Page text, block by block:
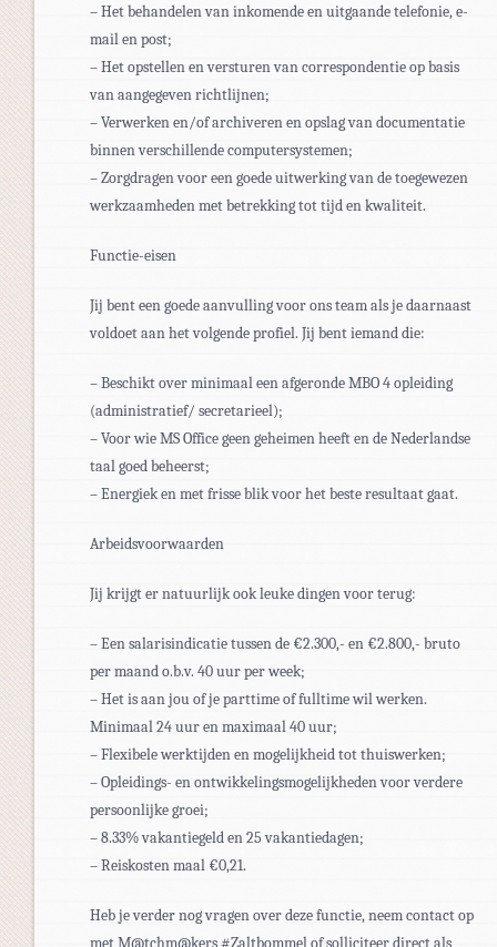
– Het behandelen van inkomende en uitgaande telefonie, e-
mail en post;
– Het opstellen en versturen van correspondentie op basis
van aangegeven richtlijnen;
– Verwerken en/of archiveren en opslag van documentatie
binnen verschillende computersystemen;
– Zorgdragen voor een goede uitwerking van de toegewezen
werkzaamheden met betrekking tot tijd en kwaliteit.
Functie-eisen
Jij bent een goede aanvulling voor ons team als je daarnaast
voldoet aan het volgende profiel. Jij bent iemand die:
– Beschikt over minimaal een afgeronde MBO 4 opleiding
(administratief/ secretarieel);
– Voor wie MS Office geen geheimen heeft en de Nederlandse
taal goed beheerst;
– Energiek en met frisse blik voor het beste resultaat gaat.
Arbeidsvoorwaarden
Jij krijgt er natuurlijk ook leuke dingen voor terug:
– Een salarisindicatie tussen de €2.300,- en €2.800,- bruto
per maand o.b.v. 40 uur per week;
– Het is aan jou of je parttime of fulltime wil werken.
Minimaal 24 uur en maximaal 40 uur;
– Flexibele werktijden en mogelijkheid tot thuiswerken;
– Opleidings- en ontwikkelingsmogelijkheden voor verdere
persoonlijke groei;
– 8.33% vakantiegeld en 25 vakantiedagen;
– Reiskosten maal €0,21.
Heb je verder nog vragen over deze functie, neem contact op
met M@tchm@kers #Zaltbommel of solliciteer direct als